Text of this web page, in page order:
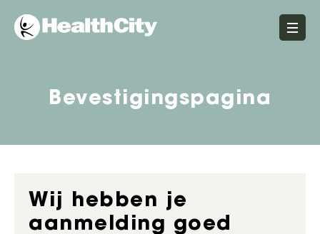
Bevestigingspagina
Wij hebben je
aanmelding goed